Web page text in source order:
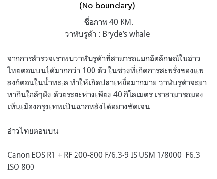
(No boundary)
ชื่อภาพ 40 KM.
วาฬบรูด้า : Bryde’s whale
จากการสำรวจเราพบวาฬบรูด้าที่สามารถแยกอัตลักษณ์ในอ่าว
ไทยตอนบนได้มากกว่า 100 ตัว ในช่วงที่เกิดการสะพรั่งของแพ
ลงก์ตอนในน้ำทะเล ทำให้เกิดปลาเหยื่อมากมาย วาฬบรูด้าจะมา
หากินใกล้ๆฝั่ง ด้วยระยะห่างเพียง 40 กิโลเมตร เราสามารถมอง
เห็นเมืองกรุงเทพเป็นฉากหลังได้อย่างชัดเจน
อ่าวไทยตอนบน
Canon EOS R1 + RF 200-800 F/6.3-9 IS USM 1/8000 F6.3
ISO 800